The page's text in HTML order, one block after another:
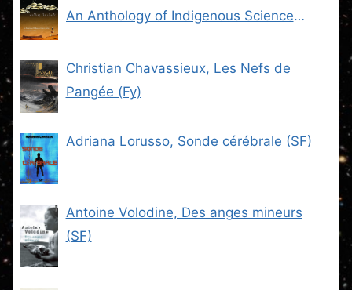
An Anthology of Indigenous Science
Christian Chavassieux, Les Nefs de
Pangée (Fy)
Adriana Lorusso, Sonde cérébrale (SF)
Antoine Volodine, Des anges mineurs
(SF)